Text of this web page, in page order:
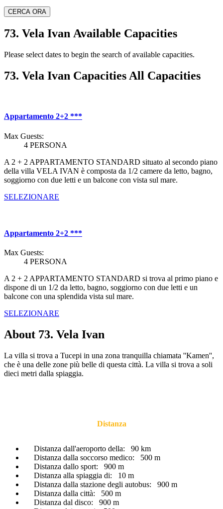
CERCA ORA
73. Vela Ivan Available Capacities
Please select dates to begin the search of available capacities.
73. Vela Ivan Capacities All Capacities
Appartamento 2+2 ***
Max Guests:
4 PERSONA
A 2 + 2 APPARTAMENTO STANDARD situato al secondo piano
della villa VELA IVAN è composta da 1/2 camere da letto, bagno,
soggiorno con due letti e un balcone con vista sul mare.
SELEZIONARE
Appartamento 2+2 ***
Max Guests:
4 PERSONA
A 2 + 2 APPARTAMENTO STANDARD si trova al primo piano e
dispone di un 1/2 da letto, bagno, soggiorno con due letti e un
balcone con una splendida vista sul mare.
SELEZIONARE
About 73. Vela Ivan
La villa si trova a Tucepi in una zona tranquilla chiamata ''Kamen'',
che è una delle zone più belle di questa città. La villa si trova a soli
dieci metri dalla spiaggia.
Distanza
Distanza dall'aeroporto della: 90 km
Distanza dalla soccorso medico: 500 m
Distanza dallo sport: 900 m
Distanza alla spiaggia di: 10 m
Distanza dalla stazione degli autobus: 900 m
Distanza dalla città: 500 m
Distanza dal disco: 900 m